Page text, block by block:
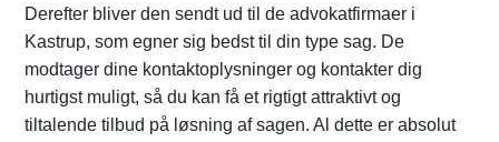
Derefter bliver den sendt ud til de advokatfirmaer i
Kastrup, som egner sig bedst til din type sag. De
modtager dine kontaktoplysninger og kontakter dig
hurtigst muligt, så du kan få et rigtigt attraktivt og
tiltalende tilbud på løsning af sagen. Al dette er absolut